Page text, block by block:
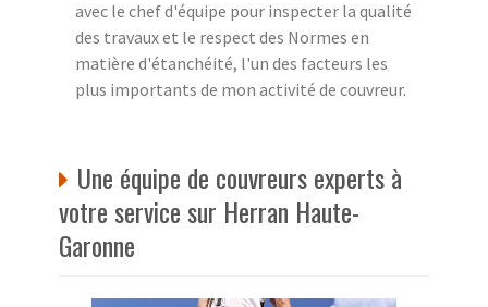
avec le chef d'équipe pour inspecter la qualité
des travaux et le respect des Normes en
matière d'étanchéité, l'un des facteurs les
plus importants de mon activité de couvreur.
Une équipe de couvreurs experts à
votre service sur Herran Haute-
Garonne